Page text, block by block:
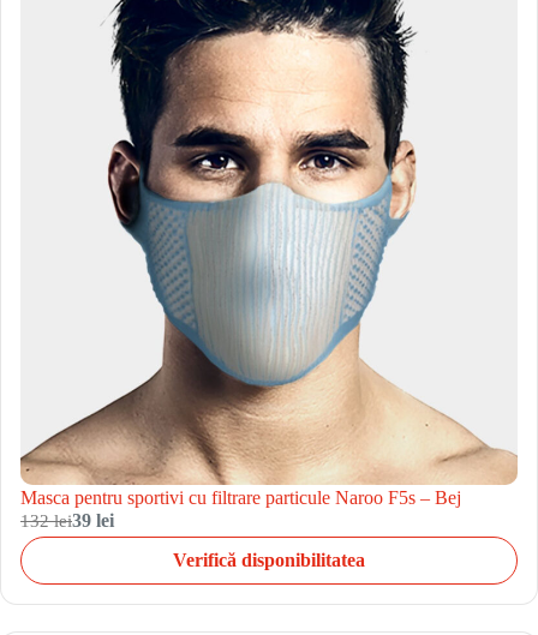
Masca pentru sportivi cu filtrare particule Naroo F5s – Bej
132 lei39 lei
Verifică disponibilitatea